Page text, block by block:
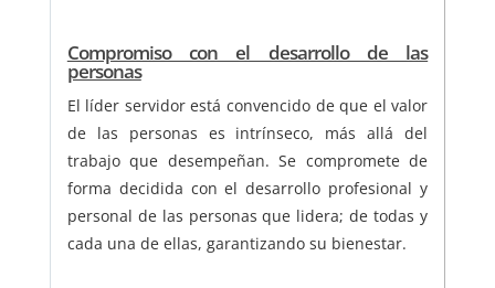
Compromiso con el desarrollo de las
personas
El líder servidor está convencido de que el valor
de las personas es intrínseco, más allá del
trabajo que desempeñan. Se compromete de
forma decidida con el desarrollo profesional y
personal de las personas que lidera; de todas y
cada una de ellas, garantizando su bienestar.